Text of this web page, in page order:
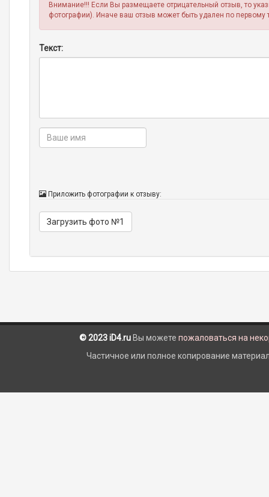
Внимание!!! Если Вы размещаете отрицательный отзыв, то
фотографии). Иначе ваш отзыв может быть удален по первому
Текст:
Приложить фотографии к отзыву:
Загрузить фото №1
© 2023 iD4.ru Вы можете пожаловаться на
Частичное или полное копирование